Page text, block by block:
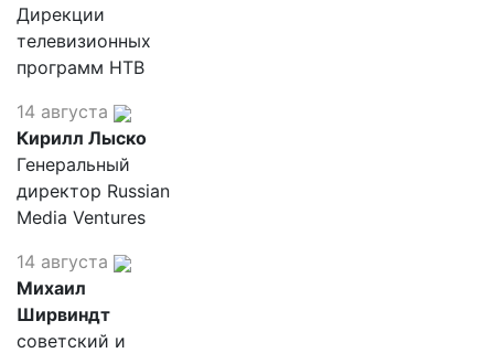
Дирекции
телевизионных
программ НТВ
14 августа
Кирилл Лыско
Генеральный
директор Russian
Media Ventures
14 августа
Михаил
Ширвиндт
советский и